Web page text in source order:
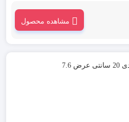
مشکی موجود می باشد.
مشاهده محصول